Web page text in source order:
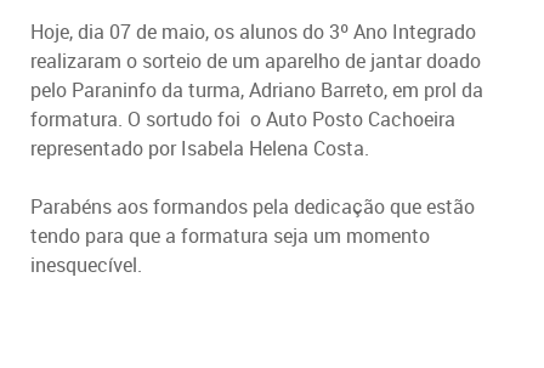
Hoje, dia 07 de maio, os alunos do 3º Ano Integrado
realizaram o sorteio de um aparelho de jantar doado
pelo Paraninfo da turma, Adriano Barreto, em prol da
formatura. O sortudo foi o Auto Posto Cachoeira
representado por Isabela Helena Costa.
Parabéns aos formandos pela dedicação que estão
tendo para que a formatura seja um momento
inesquecível.